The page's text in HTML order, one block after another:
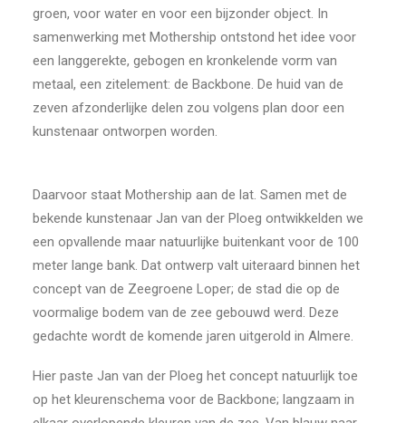
groen, voor water en voor een bijzonder object. In
samenwerking met Mothership ontstond het idee voor
een langgerekte, gebogen en kronkelende vorm van
metaal, een zitelement: de Backbone. De huid van de
zeven afzonderlijke delen zou volgens plan door een
kunstenaar ontworpen worden.
Daarvoor staat Mothership aan de lat. Samen met de
bekende kunstenaar Jan van der Ploeg ontwikkelden we
een opvallende maar natuurlijke buitenkant voor de 100
meter lange bank. Dat ontwerp valt uiteraard binnen het
concept van de Zeegroene Loper; de stad die op de
voormalige bodem van de zee gebouwd werd. Deze
gedachte wordt de komende jaren uitgerold in Almere.
Hier paste Jan van der Ploeg het concept natuurlijk toe
op het kleurenschema voor de Backbone; langzaam in